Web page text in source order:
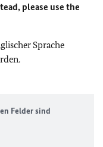
please use the
Sprache
Felder sind